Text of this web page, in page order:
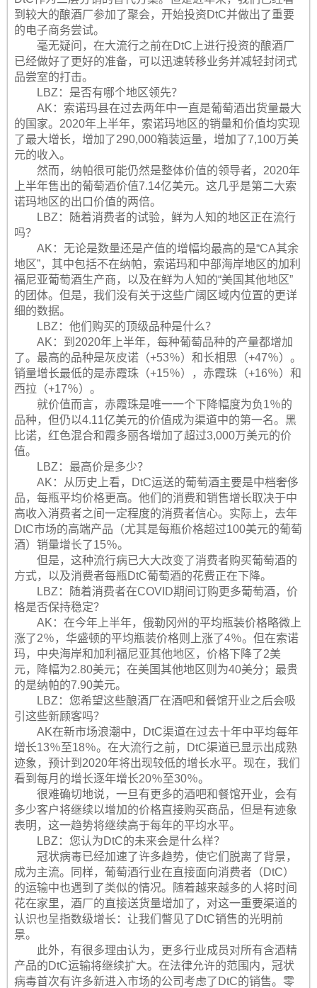
到较大的酿酒厂参加了聚会，开始投资DtC并做出了重要
的电子商务尝试。
毫无疑问，在大流行之前在DtC上进行投资的酿酒厂
已经做好了更好的准备，可以迅速转移业务并减轻封闭式
品尝室的打击。
LBZ：是否有哪个地区领先？
AK：索诺玛县在过去两年中一直是葡萄酒出货量最大
的国家。2020年上半年，索诺玛地区的销量和价值均实现
了最大增长，增加了290,000箱装运量，增加了7,100万美
元的收入。
然而，纳帕很可能仍然是整体价值的领导者，2020年
上半年售出的葡萄酒价值7.14亿美元。这几乎是第二大索
诺玛地区的出口价值的两倍。
LBZ：随着消费者的试验，鲜为人知的地区正在流行
吗？
AK：无论是数量还是产值的增幅均最高的是“CA其余
地区”，其中包括不在纳帕，索诺玛和中部海岸地区的加利
福尼亚葡萄酒生产商，以及在鲜为人知的“美国其他地区”
的团体。但是，我们没有关于这些广阔区域内位置的更详
细的数据。
LBZ：他们购买的顶级品种是什么？
AK：到2020年上半年，每种葡萄品种的产量都增加
了。最高的品种是灰皮诺（+53％）和长相思（+47％）。
销量增长最低的是赤霞珠（+15％），赤霞珠（+16％）和
西拉（+17％）。
就价值而言，赤霞珠是唯一一个下降幅度为负1％的
品种，但仍以4.11亿美元的价值成为渠道中的第一名。黑
比诺，红色混合和霞多丽各增加了超过3,000万美元的价
值。
LBZ：最高价是多少？
AK：从历史上看，DtC运送的葡萄酒主要是中档奢侈
品，每瓶平均价格更高。他们的消费和销售增长取决于中
高收入消费者之间一定程度的消费者信心。实际上，去年
DtC市场的高端产品（尤其是每瓶价格超过100美元的葡萄
酒）销量增长了15％。
但是，这种流行病已大大改变了消费者购买葡萄酒的
方式，以及消费者每瓶DtC葡萄酒的花费正在下降。
LBZ：随着消费者在COVID期间订购更多葡萄酒，价
格是否保持稳定？
AK：在今年上半年，俄勒冈州的平均瓶装价格略微上
涨了2％，华盛顿的平均瓶装价格则上涨了4％。但在索诺
玛，中央海岸和加利福尼亚其他地区，价格下降了2美
元，降幅为2.80美元；在美国其他地区则为40美分；最贵
的是纳帕的7.90美元。
LBZ：您希望这些酿酒厂在酒吧和餐馆开业之后会吸
引这些新顾客吗？
AK在新市场浪潮中，DtC渠道在过去十年中平均每年
增长13％至18％。在大流行之前，DtC渠道已显示出成熟
迹象，预计到2020年将出现较低的增长水平。现在，我们
看到每月的增长逐年增长20％至30％。
很难确切地说，一旦有更多的酒吧和餐馆开业，会有
多少客户将继续以增加的价格直接购买商品，但是有迹象
表明，这一趋势将继续高于每年的平均水平。
LBZ：您认为DtC的未来会是什么样？
冠状病毒已经加速了许多趋势，使它们脱离了背景，
成为主流。同样，葡萄酒行业在直接面向消费者（DtC）
的运输中也遇到了类似的情况。随着越来越多的人将时间
花在家里，酒厂的直接送货量增加了，对这一重要渠道的
认识也呈指数级增长：让我们瞥见了DtC销售的光明前
景。
此外，有很多理由认为，更多行业成员对所有含酒精
产品的DtC运输将继续扩大。在法律允许的范围内，冠状
病毒首次有许多新进入市场的公司考虑了DtC的销售。零